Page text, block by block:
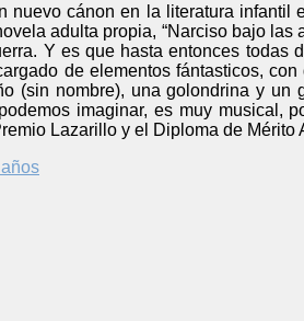
nuevo cánon en la literatura infantil
adulta propia, “Narciso bajo
Y es que hasta entonces
de elementos fántasticos,
(sin nombre), una golondrina y
imaginar, es muy musical,
Lazarillo y el Diploma de Mérito